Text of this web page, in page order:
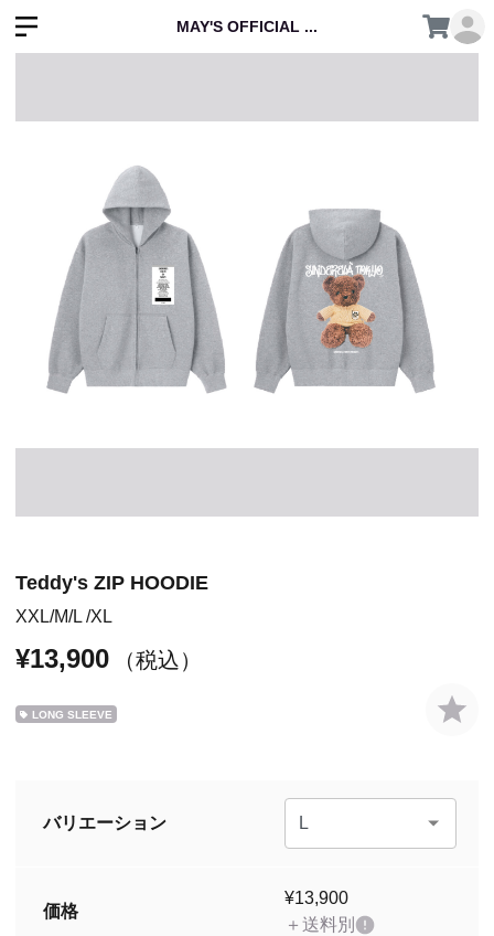
MAY'S OFFICIAL ...
Teddy's ZIP HOODIE
XXL M L XL
¥13,900 （税込）
LONG SLEEVE
バリエーション
価格
¥13,900
＋送料別